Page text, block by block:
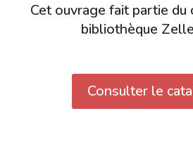
Cet ouvrage fait partie du
bibliothèque
Consulter le